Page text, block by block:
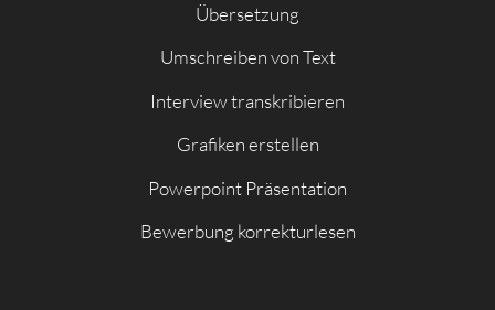
Übersetzung
Umschreiben von Text
Interview transkribieren
Grafiken erstellen
Powerpoint Präsentation
Bewerbung korrekturlesen